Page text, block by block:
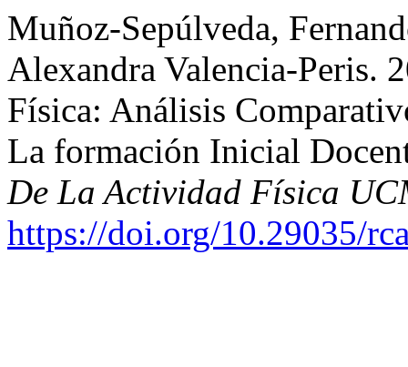
Muñoz-Sepúlveda,
Alexandra Valencia-Peris.
Física: Análisis
La formación Inicial
De La Actividad Física
https://doi.org/10.29035/